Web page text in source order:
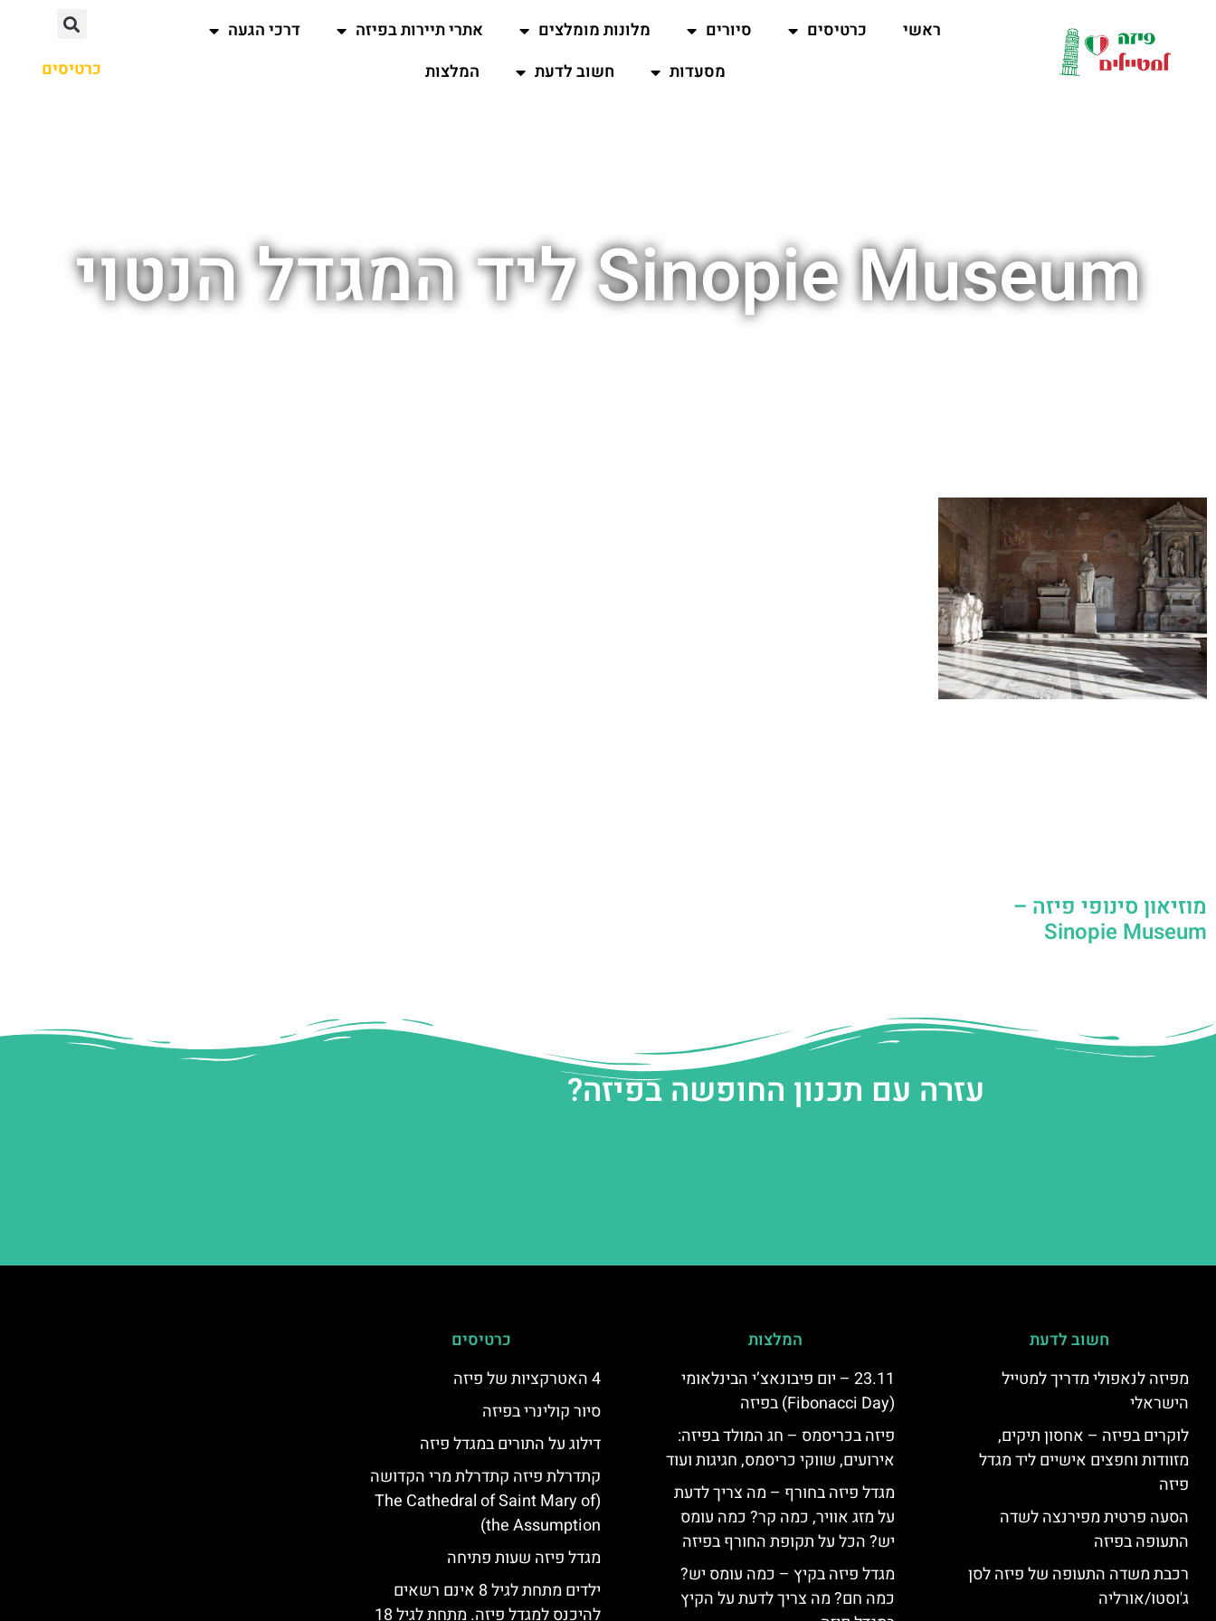
ראשי כרטיסים סיורים מלונות מומלצים אתרי תיירות בפיזה
דרכי הגעה
מסעדות
חשוב לדעת המלצות כרטיסים
Sinopie Museum ליד המגדל הנטוי
מוזיאון סינופי פיזה –
Sinopie Museum
עזרה עם תכנון החופשה בפיזה?
חשוב לדעת
מפיזה לנאפולי מדריך למטייל
הישראלי
לוקרים בפיזה – אחסון תיקים,
מזוודות וחפצים אישיים ליד מגדל
פיזה
הסעה פרטית מפירנצה לשדה
התעופה בפיזה
רכבת משדה התעופה של פיזה לסן
ג'וסטו/אורליה
המלצות
23.11 – יום פיבונאצ’י הבינלאומי
(Fibonacci Day) בפיזה
פיזה בכריסמס – חג המולד בפיזה:
אירועים, שווקי כריסמס, חגיגות ועוד
מגדל פיזה בחורף – מה צריך לדעת
על מזג אוויר, כמה קר? כמה עומס
יש? הכל על תקופת החורף בפיזה
מגדל פיזה בקיץ – כמה עומס יש?
כמה חם? מה צריך לדעת על הקיץ
כרטיסים
4 האטרקציות של פיזה
סיור קולינרי בפיזה
דילוג על התורים במגדל פיזה
קתדרלת פיזה קתדרלת מרי הקדושה
(The Cathedral of Saint Mary of
the Assumption)
מגדל פיזה שעות פתיחה
ילדים מתחת לגיל 8 אינם רשאים
להיכנס למגדל פיזה. מתחת לגיל 18